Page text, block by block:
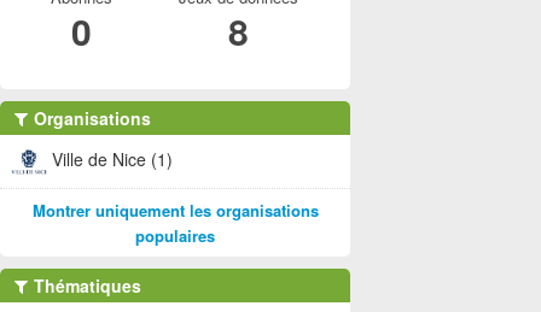
0 8
Organisations
Ville de Nice (1)
Montrer uniquement les organisations
populaires
Thématiques